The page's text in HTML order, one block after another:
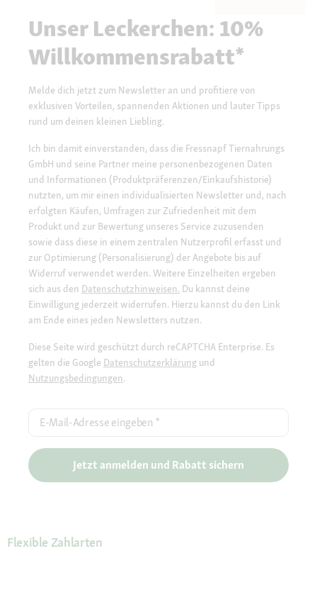
Unser Leckerchen: 10%
Willkommensrabatt*
Melde dich jetzt zum Newsletter an und profitiere von
exklusiven Vorteilen, spannenden Aktionen und lauter Tipps
rund um deinen kleinen Liebling.
Ich bin damit einverstanden, dass die Fressnapf Tiernahrungs
GmbH und seine Partner meine personenbezogenen Daten
und Informationen (Produktpräferenzen/Einkaufshistorie)
nutzten, um mir einen individualisierten Newsletter und, nach
erfolgten Käufen, Umfragen zur Zufriedenheit mit dem
Produkt und zur Bewertung unseres Service zuzusenden
sowie dass diese in einem zentralen Nutzerprofil erfasst und
zur Optimierung (Personalisierung) der Angebote bis auf
Widerruf verwendet werden. Weitere Einzelheiten ergeben
sich aus den Datenschutzhinweisen. Du kannst deine
Einwilligung jederzeit widerrufen. Hierzu kannst du den Link
am Ende eines jeden Newsletters nutzen.
Diese Seite wird geschützt durch reCAPTCHA Enterprise. Es
gelten die Google Datenschutzerklärung und
Nutzungsbedingungen.
E-Mail-Adresse eingeben *
Jetzt anmelden und Rabatt sichern
Flexible Zahlarten